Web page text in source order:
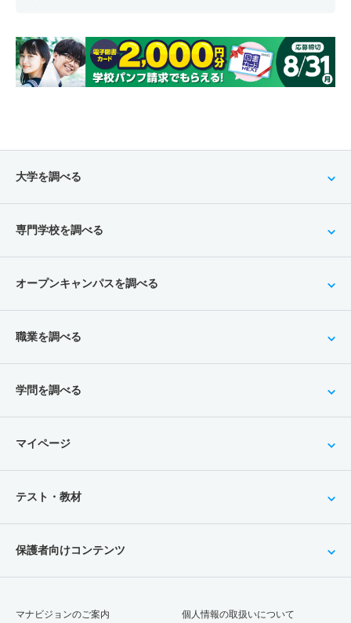
大学を調べる
専門学校を調べる
オープンキャンパスを調べる
職業を調べる
学問を調べる
マイページ
テスト・教材
保護者向けコンテンツ
マナビジョンのご案内 個人情報の取扱いについて